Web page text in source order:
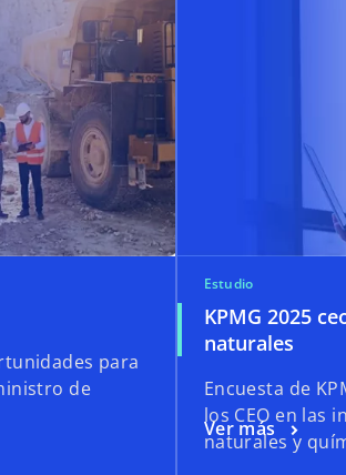
para
de
Estudio
KPMG 2025
naturales
Encuesta de
los CEO en las
naturales y
Ver más